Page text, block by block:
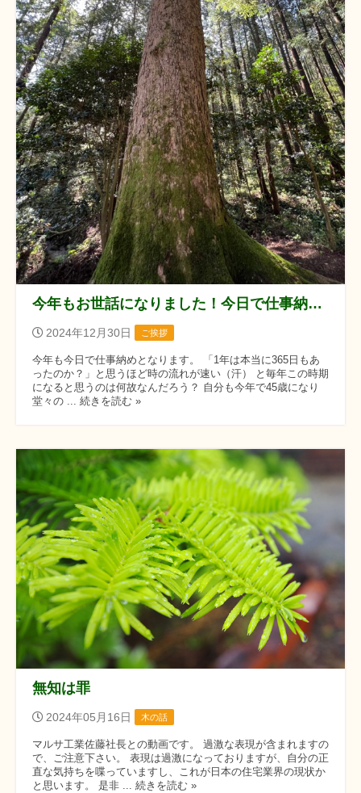
今年もお世話になりました！今日で仕事納めになります。
2024年12月30日 ご挨拶
今年も今日で仕事納めとなります。 「1年は本当に365日もあ
ったのか？」と思うほど時の流れが速い（汗） と毎年この時期
になると思うのは何故なんだろう？ 自分も今年で45歳になり
堂々の ... 続きを読む »
無知は罪
2024年05月16日 木の話
マルサ工業佐藤社長との動画です。 過激な表現が含まれますの
で、ご注意下さい。 表現は過激になっておりますが、自分の正
直な気持ちを喋っていますし、これが日本の住宅業界の現状か
と思います。 是非 ... 続きを読む »